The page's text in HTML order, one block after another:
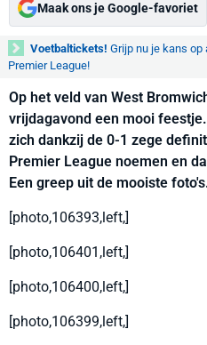
Maak ons je Google-favoriet
Voetbaltickets! Grijp nu je kans
Premier League!
Op het veld van West
vrijdagavond een mooi
zich dankzij de 0-1 zege
Premier League noemen en
Een greep uit de mooiste
[photo,106393,left,]
[photo,106401,left,]
[photo,106400,left,]
[photo,106399,left,]